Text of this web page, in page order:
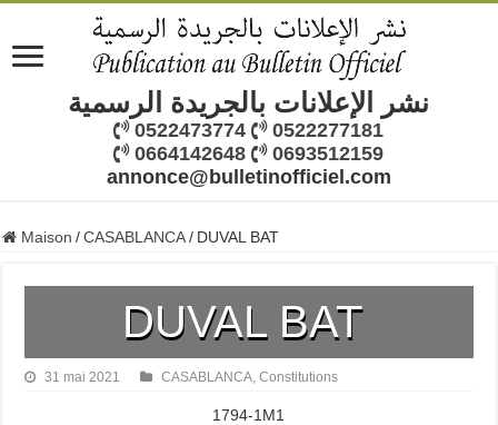
نشر الإعلانات بالجريدة الرسمية
0522473774
0522277181
0664142648
0693512159
annonce@bulletinofficiel.com
Maison / CASABLANCA / DUVAL BAT
DUVAL BAT
31 mai 2021 CASABLANCA,Constitutions
1794-1M1